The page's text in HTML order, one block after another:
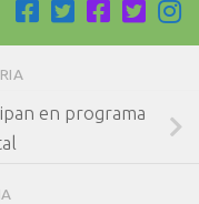
en programa